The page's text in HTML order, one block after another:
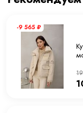
Комплектация
Покрой Прямой
1.2 кг
-9 565 ₽